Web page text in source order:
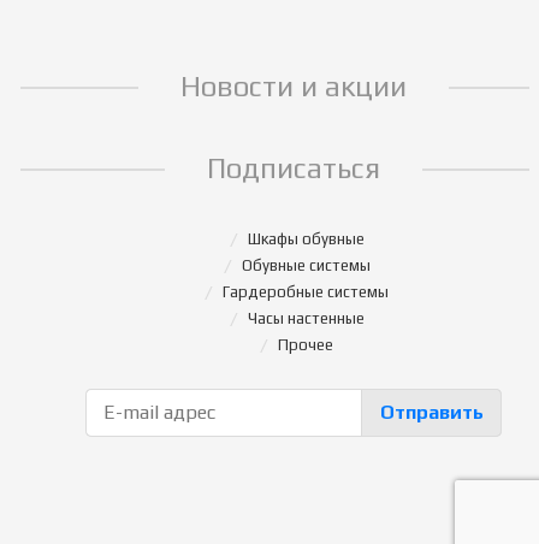
Новости и акции
Подписаться
Шкафы обувные
Обувные системы
Гардеробные системы
Часы настенные
Прочее